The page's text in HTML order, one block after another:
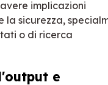
implicazioni
sicurezza,
o di ricerca
e